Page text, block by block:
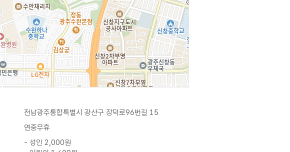
전남광주통합특별시 광산구 장덕로96번길 15
연중무휴
- 성인 2,000원